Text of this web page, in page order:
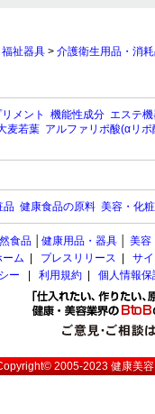
祉器具 > 介護衛生用品・消
メント 機能性成分 エステ
麦若葉 アルファリポ酸(αリポ
品 健康食品の原料 美容・化
食品 健康用品・器具 美容
ーム
プレスリリース
サ
ー
利用規約 個人情報
2005-2023健康美